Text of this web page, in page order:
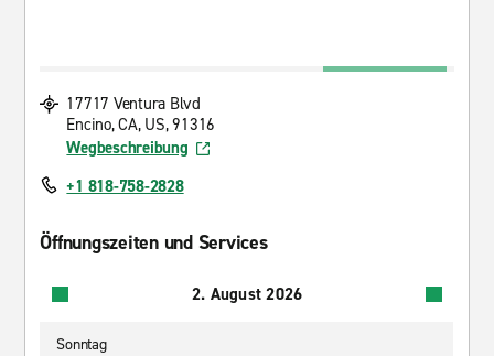
17717 Ventura Blvd
Encino, CA, US, 91316
Wegbeschreibung
+1 818-758-2828
Öffnungszeiten und Services
2. August 2026
Sonntag